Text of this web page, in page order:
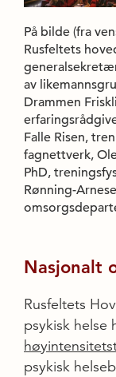
På bilde (fra
Rusfeltets
av
Drammen
Falle Risen,
fagnettverk,
PhD,
Rønning-
Nasjonalt
Rusfeltets
psykisk helse
psykisk